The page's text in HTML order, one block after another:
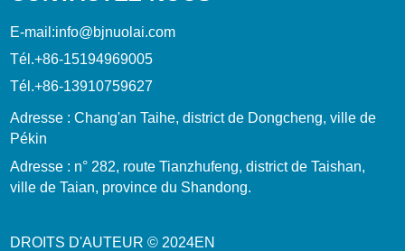
E-mail:info@bjnuolai.com
Tél.+86-15194969005
Tél.+86-13910759627
Adresse : Chang'an Taihe, district de Dongcheng, ville de
Pékin
Adresse : n° 282, route Tianzhufeng, district de Taishan,
ville de Taian, province du Shandong.
DROITS D'AUTEUR © 2024EN